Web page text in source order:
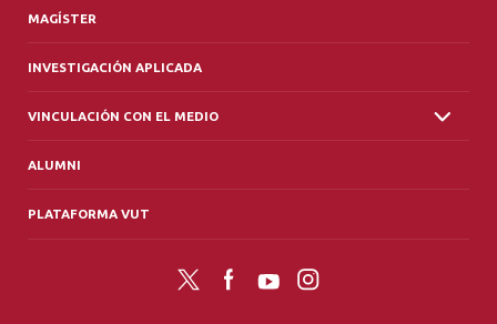
MAGÍSTER
INVESTIGACIÓN APLICADA
VINCULACIÓN CON EL MEDIO
ALUMNI
PLATAFORMA VUT
Twitter FacebookYouTubeInstagram